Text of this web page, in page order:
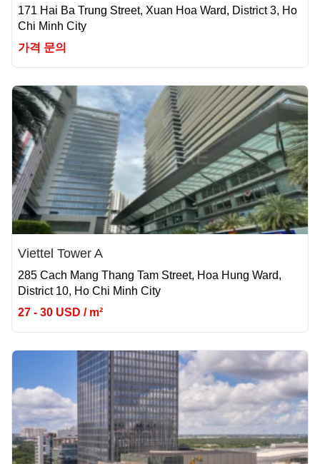
171 Hai Ba Trung Street, Xuan Hoa Ward, District 3, Ho
Chi Minh City
가격 문의
Viettel Tower A
285 Cach Mang Thang Tam Street, Hoa Hung Ward,
District 10, Ho Chi Minh City
27 - 30 USD / m²